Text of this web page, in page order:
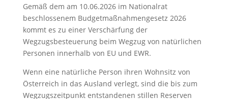
Gemäß dem am 10.06.2026 im Nationalrat
beschlossenem Budgetmaßnahmengesetz 2026
kommt es zu einer Verschärfung der
Wegzugsbesteuerung beim Wegzug von natürlichen
Personen innerhalb von EU und EWR.
Wenn eine natürliche Person ihren Wohnsitz von
Österreich in das Ausland verlegt, sind die bis zum
Wegzugszeitpunkt entstandenen stillen Reserven